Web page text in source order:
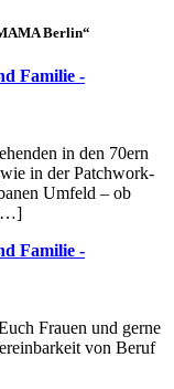
Berlin“
Familie -
in den 70ern
in der Patchwork-
Umfeld – ob
[…]
Familie -
Frauen und gerne
von Beruf